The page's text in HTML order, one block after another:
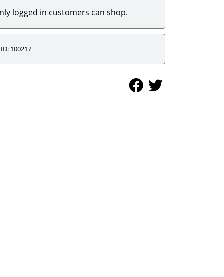
logged in customers can shop.
ID: 100217